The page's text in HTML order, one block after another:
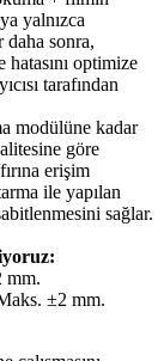
yalnızca
sonra,
optimize
tarafından
modülüne kadar
göre
erişim
ile yapılan
sağlar.
mm.
±2 mm.